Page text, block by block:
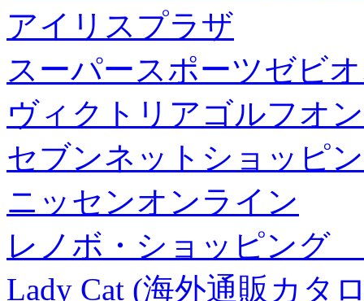
アイリスプラザ
スーパースポーツゼビ
ヴィクトリアゴルフオ
セブンネットショッピ
ニッセンオンライン
レノボ・ショッピング
Lady Cat (海外通販カタ